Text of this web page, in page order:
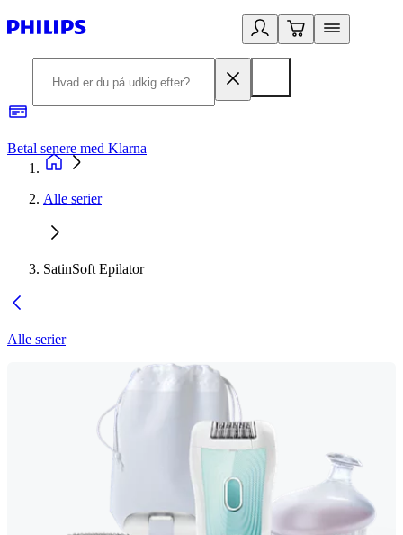
Betal senere med Klarna
Alle serier
SatinSoft Epilator
Alle serier